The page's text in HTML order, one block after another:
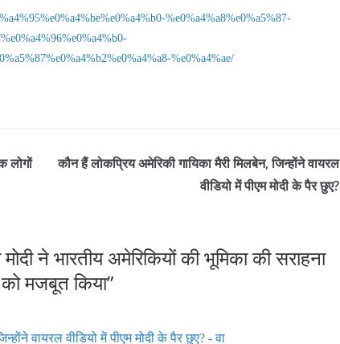
%e0%a4%a8%e0%a5%87-
%e0%a4%ae/
लोगों
कौन हैं लोकप्रिय अमेरिकी गायिका मैरी मिलबेन, जिन्होंने वायरल
वीडियो में पीएम मोदी के पैर छुए?
ने भारतीय अमेरिकियों की भूमिका की सराहना
मजबूत किया”
वायरल वीडियो में पीएम मोदी के पैर छुए? - वा